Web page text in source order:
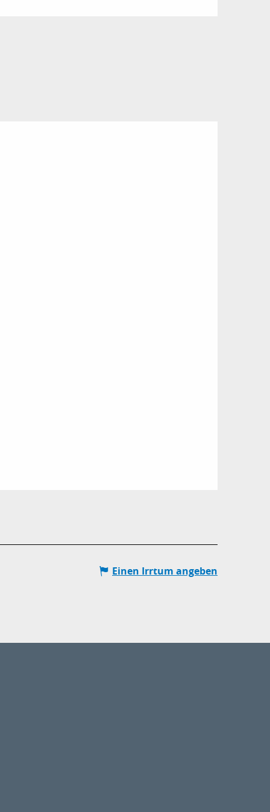
Einen Irrtum angeben